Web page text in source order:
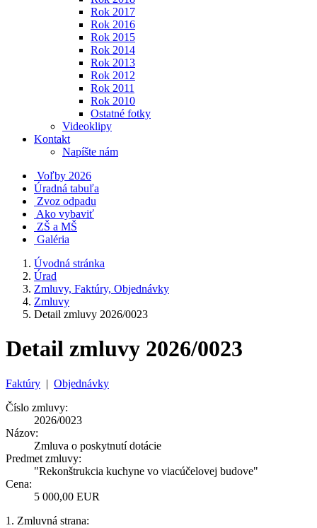
Rok 2017
Rok 2016
Rok 2015
Rok 2014
Rok 2013
Rok 2012
Rok 2011
Rok 2010
Ostatné fotky
Videoklipy
Kontakt
Napíšte nám
Voľby 2026
Úradná tabuľa
Zvoz odpadu
Ako vybaviť
ZŠ a MŠ
Galéria
Úvodná stránka
Úrad
Zmluvy, Faktúry, Objednávky
Zmluvy
Detail zmluvy 2026/0023
Detail zmluvy 2026/0023
Faktúry | Objednávky
Číslo zmluvy:
2026/0023
Názov:
Zmluva o poskytnutí dotácie
Predmet zmluvy:
"Rekonštrukcia kuchyne vo viacúčelovej budove"
Cena:
5 000,00 EUR
1. Zmluvná strana: